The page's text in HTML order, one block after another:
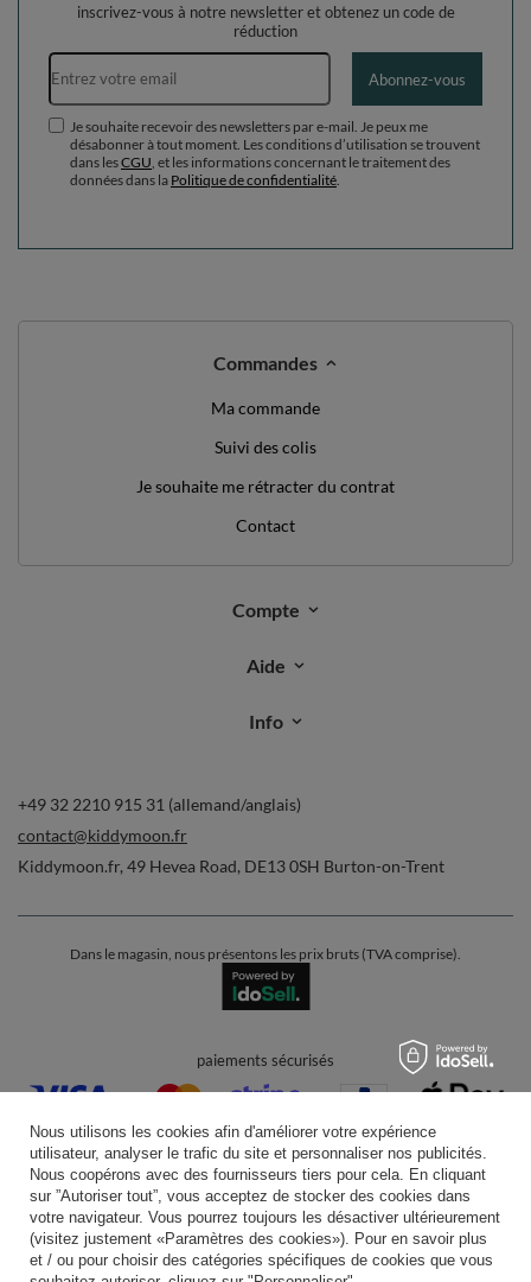
inscrivez-vous à notre newsletter et obtenez un code de
réduction
Adresse e-mail
Abonnez-vous
Je souhaite recevoir des newsletters par e-mail. Je peux me
désabonner à tout moment. Les conditions d’utilisation se trouvent
dans lesCGU , et les informations concernant le traitement des
données dans la Politique de confidentialité
Commandes
Ma commande
Suivi des colis
Je souhaite me rétracter du contrat
Contact
Compte
Aide
Info
+49 32 2210 915 31 (allemand/anglais)
contact@kiddymoon.fr
Kiddymoon.fr, 49 Hevea Road, DE13 0SH Burton-on-Trent
Dans le magasin, nous présentons les prix bruts (TVA comprise).
paiements sécurisés
livraison pratique
Nous utilisons les cookies afin d'améliorer votre expérience
utilisateur, analyser le trafic du site et personnaliser nos publicités.
Nous coopérons avec des fournisseurs tiers pour cela. En cliquant
sur ”Autoriser tout”, vous acceptez de stocker des cookies dans
votre navigateur. Vous pourrez toujours les désactiver ultérieurement
(visitez justement «Paramètres des cookies»). Pour en savoir plus
et / ou pour choisir des catégories spécifiques de cookies que vous